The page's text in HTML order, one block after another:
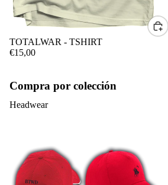
TOTALWAR - TSHIRT
€15,00
Compra por colección
Headwear